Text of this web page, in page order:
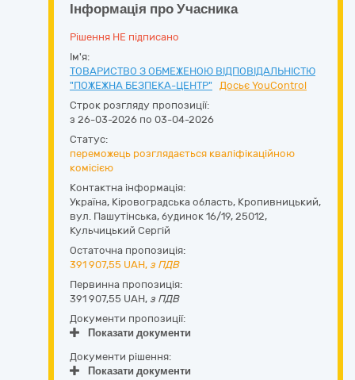
Інформація про Учасника
Рішення НЕ підписано
Ім'я:
ТОВАРИСТВО З ОБМЕЖЕНОЮ ВІДПОВІДАЛЬНІСТЮ
"ПОЖЕЖНА БЕЗПЕКА-ЦЕНТР"
Досьє YouControl
Строк розгляду пропозиції:
з 26-03-2026 по 03-04-2026
Статус:
переможець розглядається кваліфікаційною
комісією
Контактна інформація:
Україна, Кіровоградська область, Кропивницький,
вул. Пашутінська, будинок 16/19, 25012,
Кульчицький Сергій
Остаточна пропозиція:
391 907,55 UAH, з ПДВ
Первинна пропозиція:
391 907,55 UAH, з ПДВ
Документи пропозиції:
Показати документи
Документи рішення:
Показати документи